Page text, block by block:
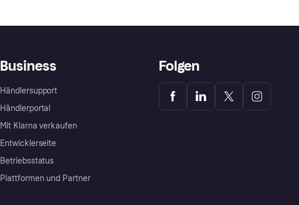
Business
Händlersupport
Händlerportal
Mit Klarna verkaufen
Entwicklerseite
Betriebsstatus
Plattformen und Partner
Folgen